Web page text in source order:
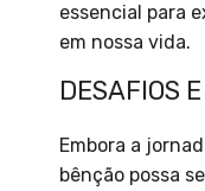
essencial para
em nossa vida.
DESAFIOS
Embora a
bênção possa